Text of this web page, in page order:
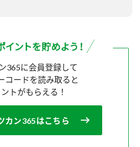
365に会員登録して
コードを読み取ると
トがもらえる！
カン365はこちら